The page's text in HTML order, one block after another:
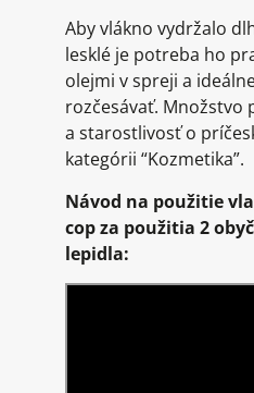
Aby vlákno vydržalo
lesklé je potreba ho
olejmi v spreji a
rozčesávať. Množstvo
a starostlivosť o
kategórii “Kozmetika”.
Návod na použitie
cop za použitia 2
lepidla: